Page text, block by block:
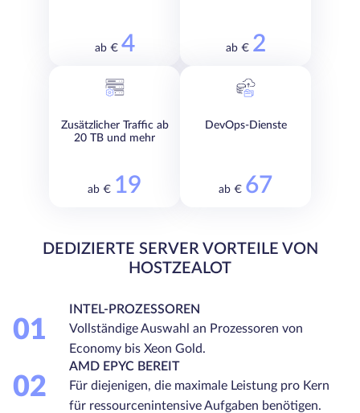
ab € 4 ab € 2
Zusätzlicher Traffic ab
20 TB und mehr
ab € 19
DevOps-Dienste
ab € 67
DEDIZIERTE SERVER VORTEILE VON
HOSTZEALOT
01
INTEL-PROZESSOREN
Vollständige Auswahl an Prozessoren von
Economy bis Xeon Gold.
02
AMD EPYC BEREIT
Für diejenigen, die maximale Leistung pro Kern
für ressourcenintensive Aufgaben benötigen.